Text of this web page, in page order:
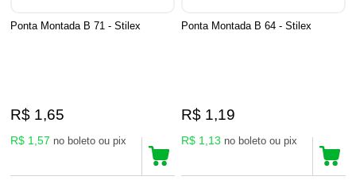
Ponta Montada B 71 - Stilex
R$ 1,65
R$ 1,57 no boleto ou pix
Ponta Montada B 64 - Stilex
R$ 1,19
R$ 1,13 no boleto ou pix